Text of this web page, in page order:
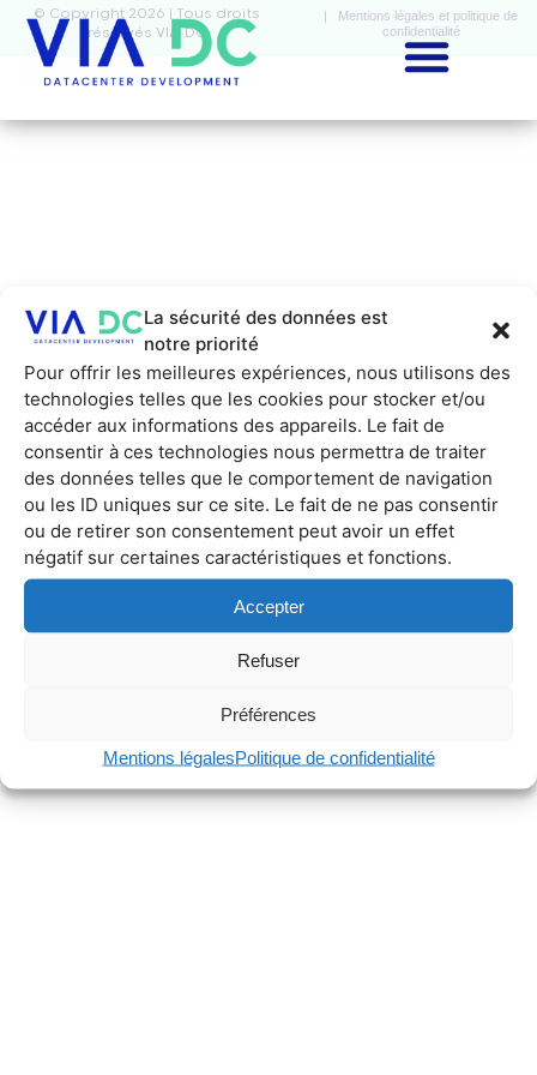
La sécurité des données est
notre priorité
Pour offrir les meilleures expériences, nous utilisons des
technologies telles que les cookies pour stocker et/ou
accéder aux informations des appareils. Le fait de
consentir à ces technologies nous permettra de traiter
des données telles que le comportement de navigation
ou les ID uniques sur ce site. Le fait de ne pas consentir
ou de retirer son consentement peut avoir un effet
négatif sur certaines caractéristiques et fonctions.
Accepter
Refuser
Préférences
Mentions légalesPolitique de confidentialité
© Copyright 2026 | Tous droits
réservés VIA-DC
| Mentions légales et politique de
confidentialité